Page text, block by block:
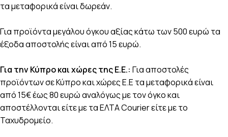
τα μεταφορικά είναι δωρεάν.
Για προϊόντα μεγάλου όγκου αξίας κάτω των 500 ευρώ τα
έξοδα αποστολής είναι από 15 ευρώ.
Για την Κύπρο και χώρες της Ε.Ε.: Για αποστολές
προϊόντων σε Κύπρο και χώρες Ε.Ε τα μεταφορικά είναι
από 15€ έως 80 ευρώ αναλόγως με τον όγκο και
αποστέλλονται είτε με τα ΕΛΤΑ Courier είτε με το
Ταχυδρομείο.